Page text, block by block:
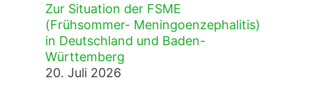
Zur Situation der FSME
(Frühsommer- Meningoenzephalitis)
in Deutschland und Baden-
Württemberg
20. Juli 2026